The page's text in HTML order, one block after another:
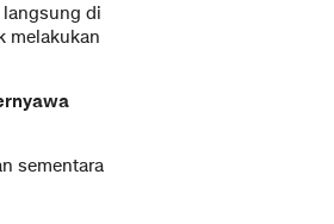
di
melakukan
sementara